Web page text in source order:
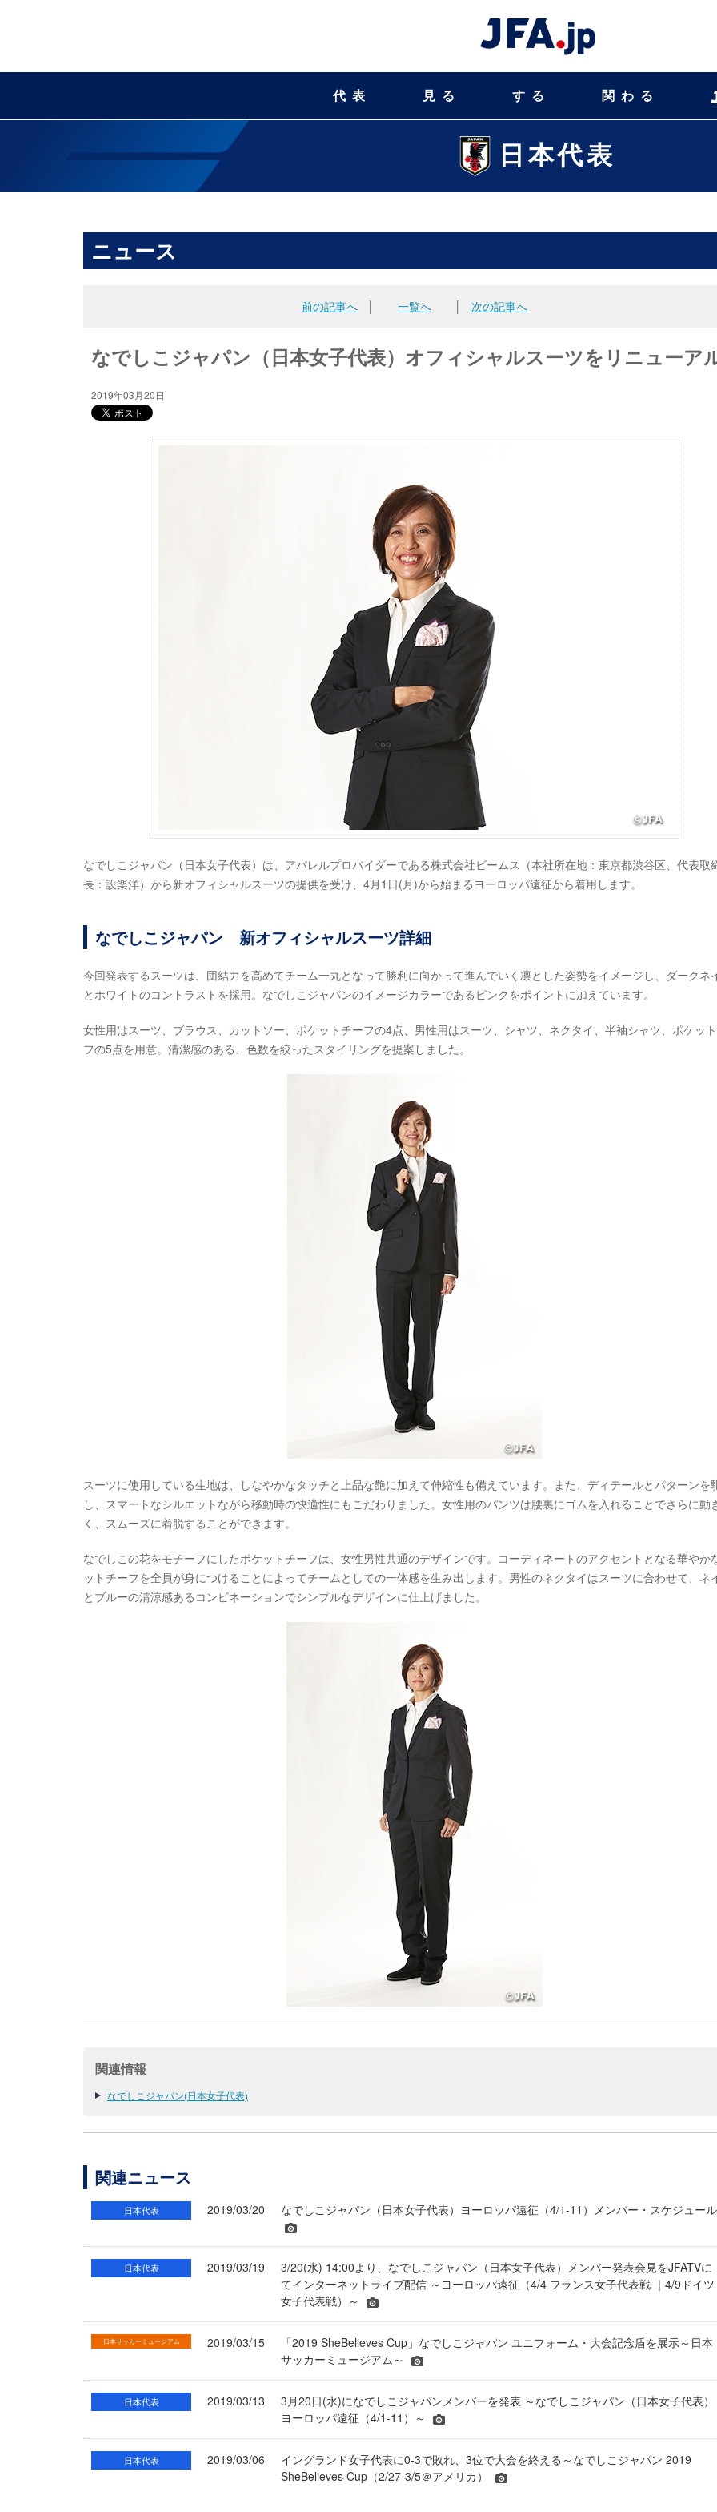
代表 見る する 関わる
日本代表
ニュース
前の記事へ│ 一覧へ 次の記事へ
なでしこジャパン（日本女子代表）オフィシャルスーツをリニューア
2019年03月20日
なでしこジャパン（日本女子代表）は、アパレルプロバイダーである株式会社ビームス（本社所在地：東京都渋谷区、代表取
長：設楽洋）から新オフィシャルスーツの提供を受け、4月1日(月)から始まるヨーロッパ遠征から着用します。
なでしこジャパン 新オフィシャルスーツ詳細
今回発表するスーツは、団結力を高めてチーム一丸となって勝利に向かって進んでいく凛とした姿勢をイメージし、ダークネ
とホワイトのコントラストを採用。なでしこジャパンのイメージカラーであるピンクをポイントに加えています。
女性用はスーツ、ブラウス、カットソー、ポケットチーフの4点、男性用はスーツ、シャツ、ネクタイ、半袖シャツ、ポケッ
フの5点を用意。清潔感のある、色数を絞ったスタイリングを提案しました。
スーツに使用している生地は、しなやかなタッチと上品な艶に加えて伸縮性も備えています。また、ディテールとパターンを
し、スマートなシルエットながら移動時の快適性にもこだわりました。女性用のパンツは腰裏にゴムを入れることでさらに動
く、スムーズに着脱することができます。
なでしこの花をモチーフにしたポケットチーフは、女性男性共通のデザインです。コーディネートのアクセントとなる華やか
ットチーフを全員が身につけることによってチームとしての一体感を生み出します。男性のネクタイはスーツに合わせて、ネ
とブルーの清涼感あるコンビネーションでシンプルなデザインに仕上げました。
関連情報
なでしこジャパン(日本女子代表)
関連ニュース
日本代表 2019/03/20 なでしこジャパン（日本女子代表）ヨーロッパ遠征（4/1-11）メンバー・スケジュール
日本代表 2019/03/19
3/20(水) 14:00より、なでしこジャパン（日本女子代表）メンバー発表会見をJFATVに
てインターネットライブ配信 ～ヨーロッパ遠征（4/4 フランス女子代表戦 ｜4/9ドイツ
女子代表戦）～
日本サッカーミュージアム 2019/03/15
「2019 SheBelieves Cup」なでしこジャパン ユニフォーム・大会記念盾を展示～日本
サッカーミュージアム～
日本代表 2019/03/13
3月20日(水)になでしこジャパンメンバーを発表 ～なでしこジャパン（日本女子代表）
ヨーロッパ遠征（4/1-11）～
日本代表 2019/03/06
イングランド女子代表に0-3で敗れ、3位で大会を終える～なでしこジャパン 2019
SheBelieves Cup（2/27-3/5＠アメリカ）